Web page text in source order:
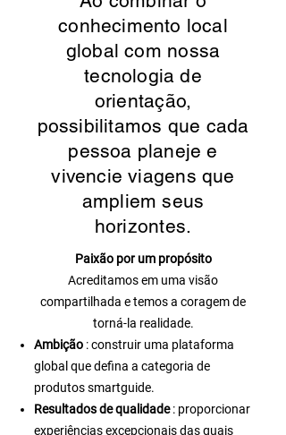
conhecimento local
global com nossa
tecnologia de
orientação,
possibilitamos que cada
pessoa planeje e
vivencie viagens que
ampliem seus
horizontes.
Paixão por um propósito
Acreditamos em uma visão
compartilhada e temos a coragem de
torná-la realidade.
Ambição : construir uma plataforma
global que defina a categoria de
produtos smartguide.
Resultados de qualidade: proporcionar
experiências excepcionais das quais